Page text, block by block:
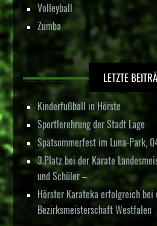
Volleyball
Zumba
LETZTE
Kinderfußball in Hörste
Sportlerehrung der Stadt Lage
Spätsommerfest im Luna-Park,
3.Platz bei der Karate
und Schüler –
Hörster Karateka erfolgreich bei
Bezirksmeisterschaft Westfalen